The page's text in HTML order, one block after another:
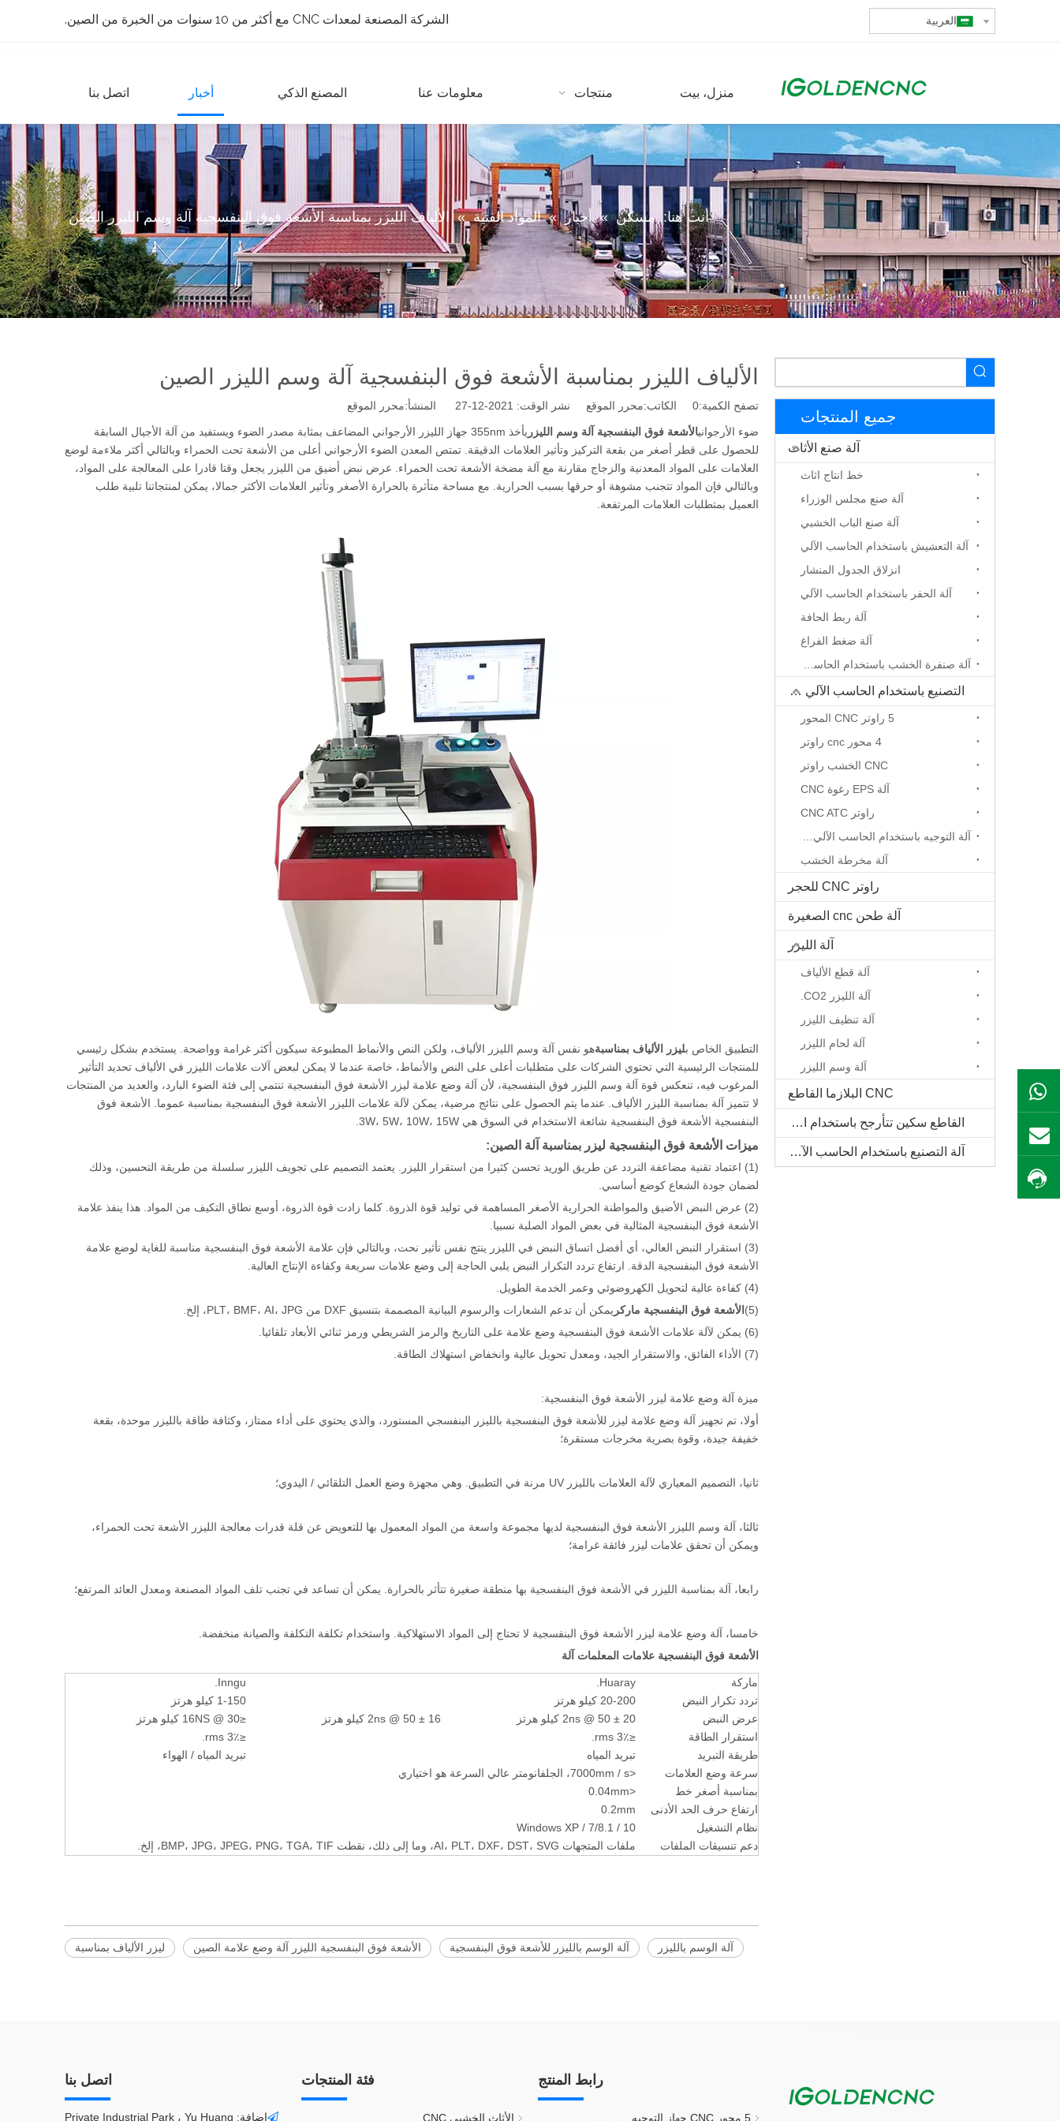
الشركة المصنعة لمعدات CNC مع أكثر من 10 سنوات من الخبرة من الصين. العربية
منزل، بيت منتجات معلومات عنا المصنع الذكي أخبار اتصل بنا
أنت هنا: مسكن » أخبار » المواد الفنية » الألياف الليزر بمناسبة الأشعة فوق البنفسجية آلة وسم الليزر الصين
الألياف الليزر بمناسبة الأشعة فوق البنفسجية آلة وسم الليزر الصين
تصفح الكمية:0 الكاتب:محرر الموقع نشر الوقت: 2021-12-27 المنشأ: محرر الموقع
ضوء الأرجوانيالأشعة فوق البنفسجية آلة وسم الليزر
يأخذ 355nm جهاز الليزر الأرجواني المضاعف بمثابة مصدر الضوء ويستفيد من آلة الأجيال السابقة
للحصول على قطر أصغر من بقعة التركيز وتأثير العلامات الدقيقة. تمتص المعدن الضوء الأرجواني أعلى من الأشعة تحت الحمراء وبالتالي أكثر ملاءمة لوضع
العلامات على المواد المعدنية والزجاج مقارنة مع آلة مضخة الأشعة تحت الحمراء. عرض نبض أضيق من الليزر يجعل وقتا قادرا على المعالجة على المواد،
وبالتالي فإن المواد تتجنب مشوهة أو حرقها بسبب الحرارية. مع مساحة متأثرة بالحرارة الأصغر وتأثير العلامات الأكثر جمالا، يمكن لمنتجاتنا تلبية طلب
العميل بمتطلبات العلامات المرتفعة.
التطبيق الخاص بليزر الألياف بمناسبةهو نفس آلة وسم الليزر الألياف، ولكن النص والأنماط المطبوعة سيكون أكثر غرامة وواضحة. يستخدم بشكل رئيسي
للمنتجات الرئيسية التي تحتوي الشركات على متطلبات أعلى على النص والأنماط، خاصة عندما لا يمكن لبعض آلات علامات الليزر في الألياف تحديد التأثير
المرغوب فيه، تنعكس قوة آلة وسم الليزر فوق البنفسجية، لأن آلة وضع علامة ليزر الأشعة فوق البنفسجية تنتمي إلى فئة الضوء البارد، والعديد من المنتجات
لا تتميز آلة بمناسبة الليزر الألياف. عندما يتم الحصول على نتائج مرضية، يمكن لآلة علامات الليزر الأشعة فوق البنفسجية بمناسبة عموما. الأشعة فوق
البنفسجية الأشعة فوق البنفسجية شائعة الاستخدام في السوق هي 3W، 5W، 10W، 15W.
ميزات الأشعة فوق البنفسجية ليزر بمناسبة آلة الصين:
(1) اعتماد تقنية مضاعفة التردد عن طريق الوريد تحسن كثيرا من استقرار الليزر. يعتمد التصميم على تجويف الليزر سلسلة من طريقة التحسين، وذلك
لضمان جودة الشعاع كوضع أساسي.
(2) عرض النبض الأضيق والمواطنة الحرارية الأصغر المساهمة في توليد قوة الذروة. كلما زادت قوة الذروة، أوسع نطاق التكيف من المواد. هذا ينفذ علامة
الأشعة فوق البنفسجية المثالية في بعض المواد الصلبة نسبيا.
(3) استقرار النبض العالي، أي أفضل اتساق النبض في الليزر ينتج نفس تأثير نحت، وبالتالي فإن علامة الأشعة فوق البنفسجية مناسبة للغاية لوضع علامة
الأشعة فوق البنفسجية الدقة. ارتفاع تردد التكرار النبض يلبي الحاجة إلى وضع علامات سريعة وكفاءة الإنتاج العالية.
(4) كفاءة عالية لتحويل الكهروضوئي وعمر الخدمة الطويل.
(5)
الأشعة فوق البنفسجية ماركر يمكن أن تدعم الشعارات والرسوم البيانية المصممة بتنسيق DXF من PLT، BMF، AI، JPG، إلخ.
(6) يمكن لآلة علامات الأشعة فوق البنفسجية وضع علامة على التاريخ والرمز الشريطي ورمز ثنائي الأبعاد تلقائيا.
(7) الأداء الفائق، والاستقرار الجيد، ومعدل تحويل عالية وانخفاض استهلاك الطاقة.
ميزة آلة وضع علامة ليزر الأشعة فوق البنفسجية:
أولا، تم تجهيز آلة وضع علامة ليزر للأشعة فوق البنفسجية بالليزر البنفسجي المستورد، والذي يحتوي على أداء ممتاز، وكثافة طاقة بالليزر موحدة، بقعة
خفيفة جيدة، وقوة بصرية مخرجات مستقرة؛
ثانيا، التصميم المعياري لآلة العلامات بالليزر UV مرنة في التطبيق. وهي مجهزة وضع العمل التلقائي / اليدوي؛
ثالثا، آلة وسم الليزر الأشعة فوق البنفسجية لديها مجموعة واسعة من المواد المعمول بها للتعويض عن قلة قدرات معالجة الليزر الأشعة تحت الحمراء،
ويمكن أن تحقق علامات ليزر فائقة غرامة؛
رابعا، آلة بمناسبة الليزر في الأشعة فوق البنفسجية بها منطقة صغيرة تتأثر بالحرارة. يمكن أن تساعد في تجنب تلف المواد المصنعة ومعدل العائد المرتفع؛
خامسا، آلة وضع علامة ليزر الأشعة فوق البنفسجية لا تحتاج إلى المواد الاستهلاكية. واستخدام تكلفة التكلفة والصيانة منخفضة.
الأشعة فوق البنفسجية علامات المعلمات آلة
ماركة Huaray.
Inngu.
تردد تكرار النبض
20-200 كيلو هرتز
1-150 كيلو هرتز
عرض النبض
20 ± 2ns @ 50 كيلو هرتز 16 ± 2ns @ 50 كيلو هرتز
≤16NS @ 30 كيلو هرتز
استقرار الطاقة
≤3٪ rms.
≤3٪ rms.
طريقة التبريد
تبريد المياه
تبريد المياه / الهواء
سرعة وضع العلامات
<7000mm / s، الجلفانومتر عالي السرعة هو اختياري
بمناسبة أصغر خط
<0.04mm
ارتفاع حرف الحد الأدنى
0.2mm
نظام التشغيل
Windows XP / 7/8.1 / 10
دعم تنسيقات الملفات
ملفات المتجهات AI، PLT، DXF، DST، SVG، وما إلى ذلك، نقطت BMP، JPG، JPEG، PNG، TGA، TIF، إلخ.
ليزر الألياف بمناسبة الأشعة فوق البنفسجية الليزر آلة وضع علامة الصين آلة الوسم بالليزر للأشعة فوق البنفسجية آلة الوسم بالليزر
جميع المنتجات
آلة صنع الأثاث
خط انتاج اثاث
آلة صنع مجلس الوزراء
آلة صنع الباب الخشبي
آلة التعشيش باستخدام الحاسب الآلي
انزلاق الجدول المنشار
آلة الحفر باستخدام الحاسب الآلي
آلة ربط الحافة
آلة ضغط الفراغ
التصنيع باستخدام الحاسب الآلي جهاز التوجيه
5 راوتر CNC المحور
4 محور cnc راوتر
CNC الخشب راوتر
آلة EPS رغوة CNC
راوتر CNC ATC
آلة مخرطة الخشب
راوتر CNC للحجر
آلة طحن cnc الصغيرة
آلة الليزر
آلة قطع الألياف
آلة الليزر CO2.
آلة تنظيف الليزر
آلة لحام الليزر
آلة وسم الليزر
CNC البلازما القاطع
القاطع سكين تتأرجح باستخدام الحاسب الآلي
آلة التصنيع باستخدام الحاسب الآلي الخشب الصلب
رابط المنتج
5 محور CNC جهاز التوجيه
فئة المنتجات
الأثاث الخشبي CNC.
اتصل بنا
 إضافة: Private Industrial Park ، Yu Huang